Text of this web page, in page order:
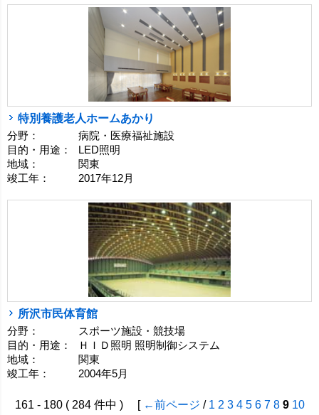
特別養護老人ホームあかり
分野：
病院・医療福祉施設
目的・用途：
LED照明
地域：
関東
竣工年：
2017年12月
所沢市民体育館
分野：
スポーツ施設・競技場
目的・用途：
ＨＩＤ照明 照明制御システム
地域：
関東
竣工年：
2004年5月
161 - 180 ( 284 件中 ) [ ←前ページ / 1 2 3 4 5 6 7 8 9 10